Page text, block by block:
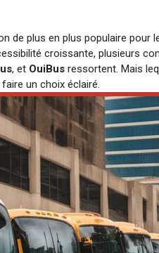
de plus en plus populaire pour
croissante, plusieurs
, et OuiBus ressortent. Mais
un choix éclairé.